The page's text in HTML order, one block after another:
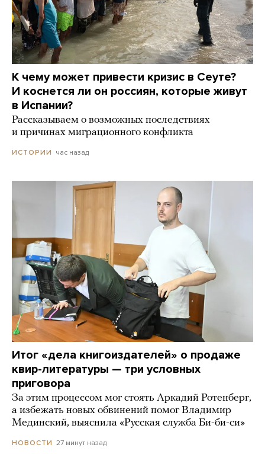
К чему может привести кризис в Сеуте?
И коснется ли он россиян, которые живут
в Испании?
Рассказываем о возможных последствиях
и причинах миграционного конфликта
ИСТОРИИ час назад
Итог «дела книгоиздателей» о продаже
квир-литературы — три условных
приговора
За этим процессом мог стоять Аркадий Ротенберг,
а избежать новых обвинений помог Владимир
Мединский, выяснила «Русская служба Би-би-си»
НОВОСТИ 27 минут назад